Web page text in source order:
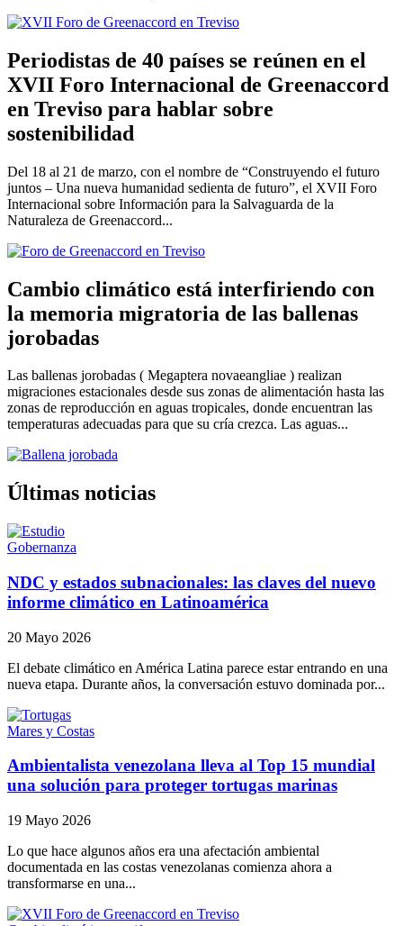
Periodistas de 40 países se reúnen en el
XVII Foro Internacional de Greenaccord
en Treviso para hablar sobre
sostenibilidad
Del 18 al 21 de marzo, con el nombre de “Construyendo el futuro
juntos – Una nueva humanidad sedienta de futuro”, el XVII Foro
Internacional sobre Información para la Salvaguarda de la
Naturaleza de Greenaccord...
Cambio climático está interfiriendo con
la memoria migratoria de las ballenas
jorobadas
Las ballenas jorobadas ( Megaptera novaeangliae ) realizan
migraciones estacionales desde sus zonas de alimentación hasta las
zonas de reproducción en aguas tropicales, donde encuentran las
temperaturas adecuadas para que su cría crezca. Las aguas...
Últimas noticias
Gobernanza
NDC y estados subnacionales: las claves del nuevo
informe climático en Latinoamérica
20 Mayo 2026
El debate climático en América Latina parece estar entrando en una
nueva etapa. Durante años, la conversación estuvo dominada por...
Mares y Costas
Ambientalista venezolana lleva al Top 15 mundial
una solución para proteger tortugas marinas
19 Mayo 2026
Lo que hace algunos años era una afectación ambiental
documentada en las costas venezolanas comienza ahora a
transformarse en una...